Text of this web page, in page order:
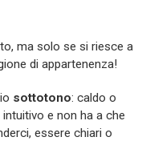
ma solo se si riesce a
di appartenenza!
sottotono: caldo o
e non ha a che
essere chiari o